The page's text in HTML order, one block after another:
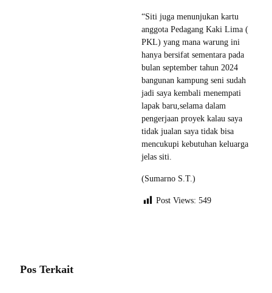
“Siti juga menunjukan kartu
anggota Pedagang Kaki Lima (
PKL) yang mana warung ini
hanya bersifat sementara pada
bulan september tahun 2024
bangunan kampung seni sudah
jadi saya kembali menempati
lapak baru,selama dalam
pengerjaan proyek kalau saya
tidak jualan saya tidak bisa
mencukupi kebutuhan keluarga
jelas siti.
(Sumarno S.T.)
Post Views: 549
Pos Terkait